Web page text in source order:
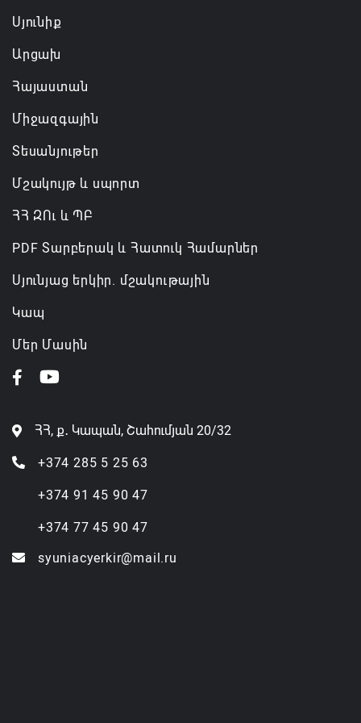
Սյունիք
Արցախ
Հայաստան
Միջազգային
Տեսանյութեր
Մշակույթ և սպորտ
ՀՀ ԶՈւ և ՊԲ
PDF Տարբերակ և Հատուկ Համարներ
Սյունյաց երկիր. մշակութային
Կապ
Մեր Մասին
ՀՀ, ք․ Կապան, Շահումյան 20/32
+374 285 5 25 63
+374 91 45 90 47
+374 77 45 90 47
syuniacyerkir@mail.ru